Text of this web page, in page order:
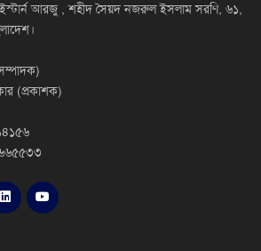
আরজু , শহীদ সৈয়দ নজরুল ইসলাম সরণি, ৬১,
(প্রকাশক)